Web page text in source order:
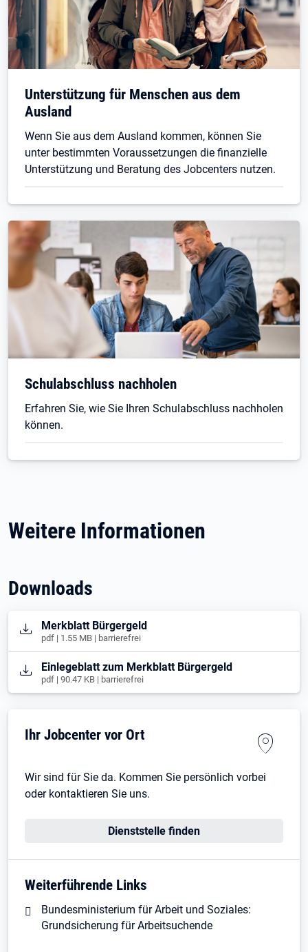
Unterstützung für Menschen aus dem
Ausland
Wenn Sie aus dem Ausland kommen, können Sie
unter bestimmten Voraussetzungen die finanzielle
Unterstützung und Beratung des Jobcenters nutzen.
Schulabschluss nachholen
Erfahren Sie, wie Sie Ihren Schulabschluss nachholen
können.
Weitere Informationen
Downloads
Öffnet in neuem Tab
Merkblatt Bürgergeld
pdf | 1.55 MB | barrierefrei
Öffnet in neuem Tab
Einlegeblatt zum Merkblatt Bürgergeld
pdf | 90.47 KB | barrierefrei
Ihr Jobcenter vor Ort
Wir sind für Sie da. Kommen Sie persönlich vorbei
oder kontaktieren Sie uns.
Dienststelle finden
Weiterführende Links
Bundesministerium für Arbeit und Soziales:
Grundsicherung für Arbeitsuchende